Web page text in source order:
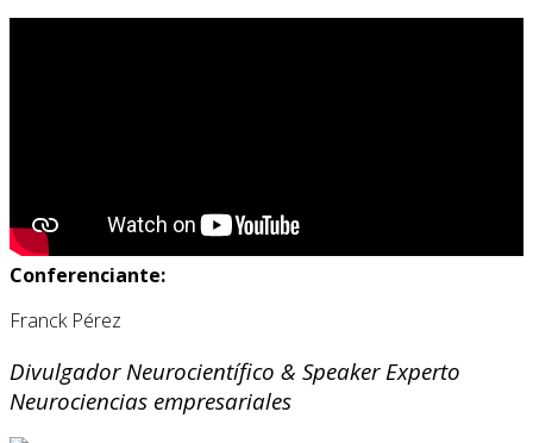
Conferenciante:
Franck Pérez
Divulgador Neurocientífico & Speaker Experto
Neurociencias empresariales